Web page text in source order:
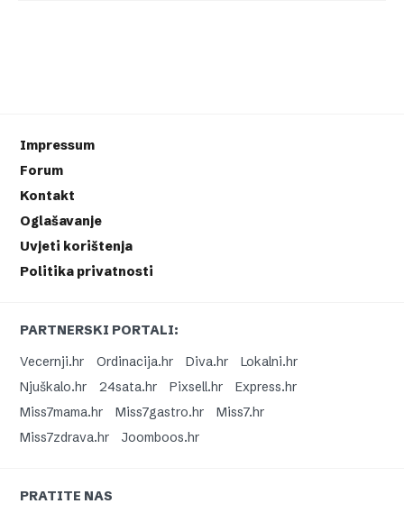
Impressum
Forum
Kontakt
Oglašavanje
Uvjeti korištenja
Politika privatnosti
PARTNERSKI PORTALI:
Vecernji.hr
Ordinacija.hr Diva.hr
Lokalni.hr
Njuškalo.hr
24sata.hr Pixsell.hr
Express.hr
Miss7mama.hr
Miss7gastro.hr
Miss7.hr
Miss7zdrava.hr
Joomboos.hr
PRATITE NAS